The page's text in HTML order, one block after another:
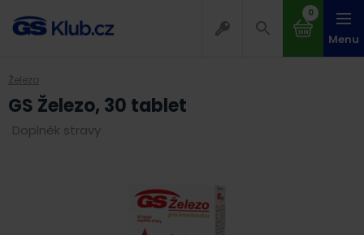
0
Menu
Železo
GS Železo, 30 tablet
Doplněk stravy